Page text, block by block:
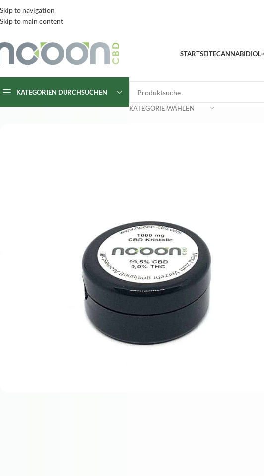
Skip to navigation
Skip to main content
STARTSEITECANNABIDIOL-
KATEGORIEN DURCHSUCHEN
KATEGORIE WÄHLEN